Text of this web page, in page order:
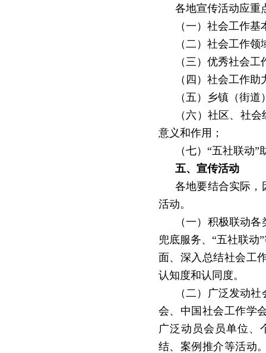
各地宣传活动应重
（一）社会工作
（二）社会工作
（三）优秀社会
（四）社会工作
（五）乡镇（街
（六）社区、社
意义和作用；
（七） “五社联动”
五、宣传活动
各地要结合实际，
活动。
（一）积极联动
兜底服务、“五社联动”
面、深入总结社会工
认知度和认同度。
（二）广泛发动
会、中国社会工作学
广泛动员会员单位、
结、案例推介等活动